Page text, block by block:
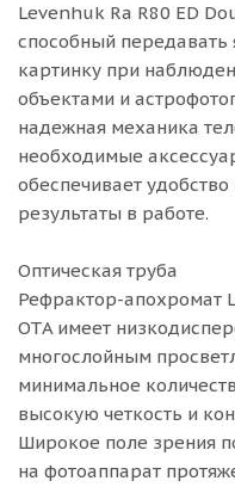
Levenhuk Ra R80 ED
способный
картинку при
объектами и
надежная механика
необходимые
обеспечивает
результаты в работе.
Оптическая труба
Рефрактор-апохромат
OTA имеет
многослойным
минимальное
высокую четкость и
Широкое поле зрения
на фотоаппарат